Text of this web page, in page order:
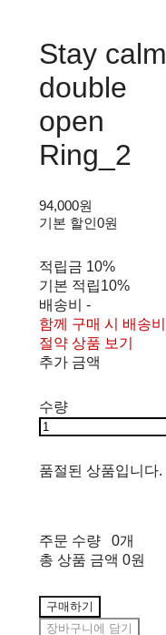
Stay calm
double
open
Ring_2
94,000원
기본 할인0원
적립금 10%
기본 적립10%
배송비 -
함께 구매 시 배송비
절약 상품 보기
추가 금액
수량
품절된 상품입니다.
주문 수량
0개
총 상품 금액 0원
구매하기
장바구니에 담기